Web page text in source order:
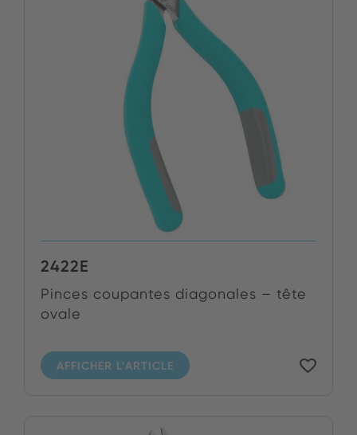
2422E
Pinces coupantes diagonales – tête
ovale
AFFICHER L'ARTICLE